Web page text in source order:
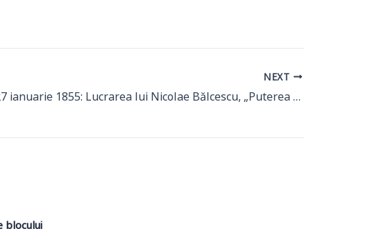
NEXT
27 ianuarie 1855: Lucrarea lui Nicolae Bălcescu, „Puterea armată”, solicitată ca manual pentru Școala ostășească